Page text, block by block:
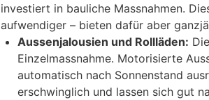
investiert in bauliche Massnahmen.
aufwendiger – bieten dafür aber
Aussenjalousien und Rollläden:
Einzelmassnahme. Motorisierte
automatisch nach Sonnenstand
erschwinglich und lassen sich gut